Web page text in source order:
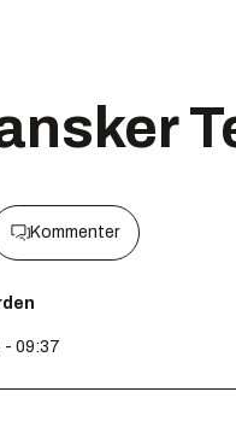
Kommenter
- 09:37